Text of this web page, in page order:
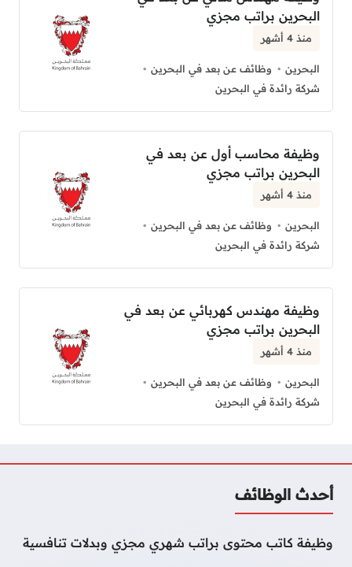
البحرين براتب مجزي
منذ 4 أشهر
البحرين
وظائف عن بعد في البحرين
شركة رائدة في البحرين
وظيفة محاسب أول عن بعد في
البحرين براتب مجزي
منذ 4 أشهر
البحرين
وظائف عن بعد في البحرين
شركة رائدة في البحرين
وظيفة مهندس كهربائي عن بعد في
البحرين براتب مجزي
منذ 4 أشهر
البحرين
وظائف عن بعد في البحرين
شركة رائدة في البحرين
أحدث الوظائف
وظيفة كاتب محتوى براتب شهري مجزي وبدلات تنافسية